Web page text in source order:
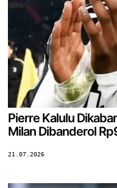
Pierre Kalulu
Milan Dibanderol
21.07.2026